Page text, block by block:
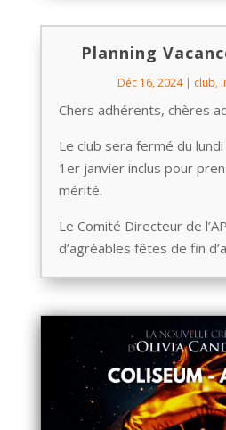
Planning
Déc 16, 2024| club,
Chers adhérents, chères
Le club sera fermé du
1er janvier inclus pour
mérité.
Le Comité Directeur de
d’agréables fêtes de fin